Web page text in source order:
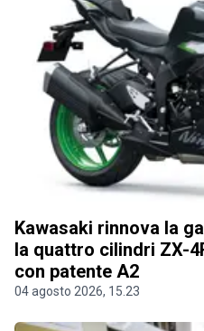
Kawasaki rinnova la
la quattro cilindri ZX-
con patente A2
04 agosto 2026, 15.23